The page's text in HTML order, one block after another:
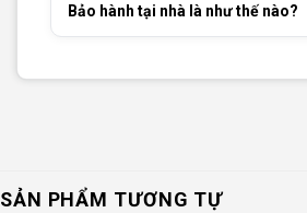
Bảo hành tại nhà là như thế nào?
SẢN PHẨM TƯƠNG TỰ